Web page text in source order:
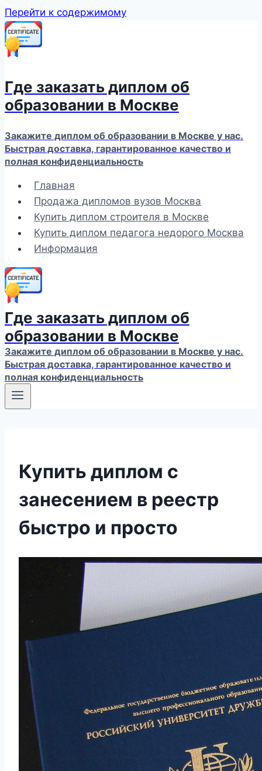
Перейти к содержимому
Где заказать диплом об
образовании в Москве
Закажите диплом об образовании в Москве у нас.
Быстрая доставка, гарантированное качество и
полная конфиденциальность
Главная
Продажа дипломов вузов Москва
Купить диплом строителя в Москве
Купить диплом педагога недорого Москва
Информация
Где заказать диплом об
образовании в Москве
Закажите диплом об образовании в Москве у нас.
Быстрая доставка, гарантированное качество и
полная конфиденциальность
Купить диплом с
занесением в реестр
быстро и просто